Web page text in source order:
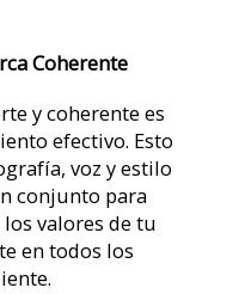
Coherente
y coherente es
efectivo. Esto
voz y estilo
conjunto para
valores de tu
en todos los